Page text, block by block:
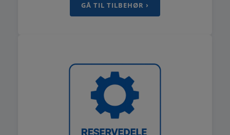
GÅ TIL TILBEHØR ›